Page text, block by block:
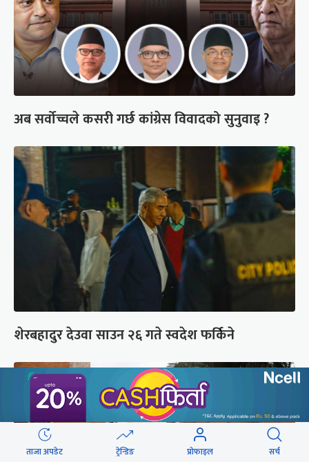
अब सर्वोच्चले कसरी गर्छ कांग्रेस विवादको सुनुवाइ ?
शेरबहादुर देउवा साउन २६ गते स्वदेश फर्किने
ताजा अपडेट ट्रेन्डिङ प्रोफाइल सर्च